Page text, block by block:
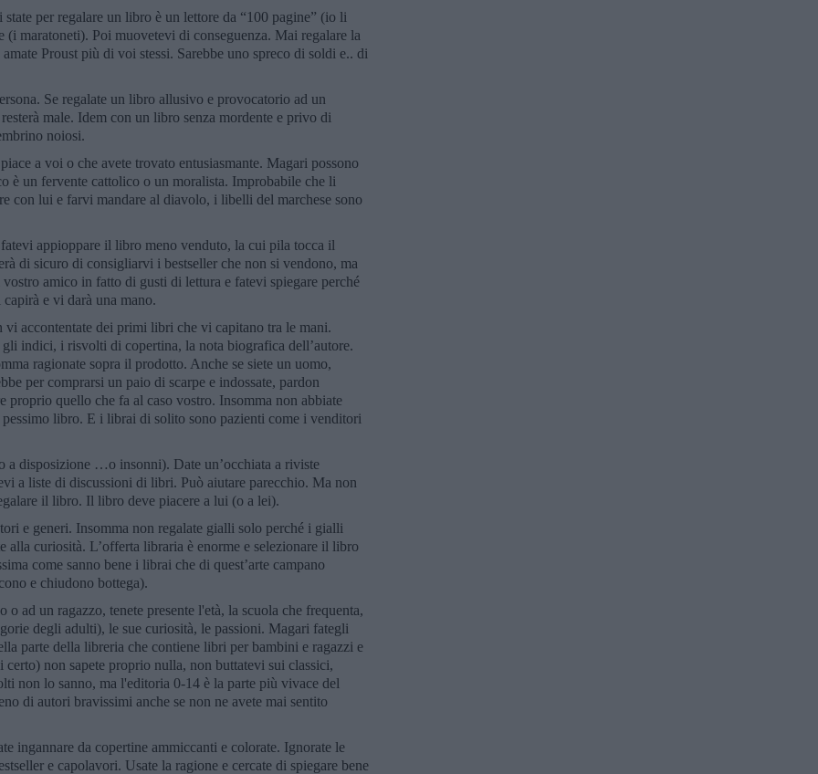
state per regalare un libro è un lettore da “100 pagine” (io li
maratoneti). Poi muovetevi di conseguenza. Mai regalare la
Proust più di voi stessi. Sarebbe uno spreco di soldi e.. di
Se regalate un libro allusivo e provocatorio ad un
male. Idem con un libro senza mordente e privo di
noiosi.
a voi o che avete trovato entusiasmante. Magari possono
è un fervente cattolico o un moralista. Improbabile che li
con lui e farvi mandare al diavolo, i libelli del marchese sono
appioppare il libro meno venduto, la cui pila tocca il
di sicuro di consigliarvi i bestseller che non si vendono, ma
amico in fatto di gusti di lettura e fatevi spiegare perché
e vi darà una mano.
vi accontentate dei primi libri che vi capitano tra le mani.
gli indici, i risvolti di copertina, la nota biografica dell’autore.
ragionate sopra il prodotto. Anche se siete un uomo,
per comprarsi un paio di scarpe e indossate, pardon
quello che fa al caso vostro. Insomma non abbiate
libro. E i librai di solito sono pazienti come i venditori
a disposizione …o insonni). Date un’occhiata a riviste
a liste di discussioni di libri. Può aiutare parecchio. Ma non
il libro. Il libro deve piacere a lui (o a lei).
e generi. Insomma non regalate gialli solo perché i gialli
alla curiosità. L’offerta libraria è enorme e selezionare il libro
come sanno bene i librai che di quest’arte campano
e chiudono bottega).
o ad un ragazzo, tenete presente l'età, la scuola che frequenta,
degli adulti), le sue curiosità, le passioni. Magari fategli
parte della libreria che contiene libri per bambini e ragazzi e
certo) non sapete proprio nulla, non buttatevi sui classici,
non lo sanno, ma l'editoria 0-14 è la parte più vivace del
di autori bravissimi anche se non ne avete mai sentito
ingannare da copertine ammiccanti e colorate. Ignorate le
e capolavori. Usate la ragione e cercate di spiegare bene